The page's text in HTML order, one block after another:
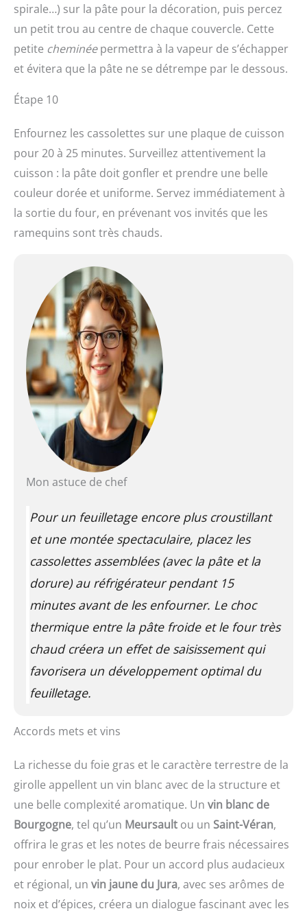
spirale…) sur la pâte pour la décoration, puis percez
un petit trou au centre de chaque couvercle. Cette
petite cheminéepermettra à la vapeur de s’échapper
et évitera que la pâte ne se détrempe par le dessous.
Étape 10
Enfournez les cassolettes sur une plaque de cuisson
pour 20 à 25 minutes. Surveillez attentivement la
cuisson : la pâte doit gonfler et prendre une belle
couleur dorée et uniforme. Servez immédiatement à
la sortie du four, en prévenant vos invités que les
ramequins sont très chauds.
Mon astuce de chef
Pour un feuilletage encore plus croustillant
et une montée spectaculaire, placez les
cassolettes assemblées (avec la pâte et la
dorure) au réfrigérateur pendant 15
minutes avant de les enfourner. Le choc
thermique entre la pâte froide et le four très
chaud créera un effet de saisissement qui
favorisera un développement optimal du
feuilletage.
Accords mets et vins
La richesse du foie gras et le caractère terrestre de la
girolle appellent un vin blanc avec de la structure et
une belle complexité aromatique. Un vin blanc de
Bourgogne, tel qu’un Meursault ou un Saint-Véran,
offrira le gras et les notes de beurre frais nécessaires
pour enrober le plat. Pour un accord plus audacieux
et régional, un vin jaune du Jura, avec ses arômes de
noix et d’épices, créera un dialogue fascinant avec les